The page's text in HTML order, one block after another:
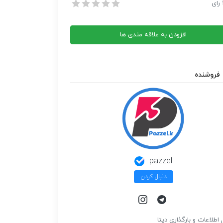
1 رای
افزودن به علاقه مندی ها
فروشنده
pazzel
دنبال کردن
اطلاعات و بارگذاري ديتا